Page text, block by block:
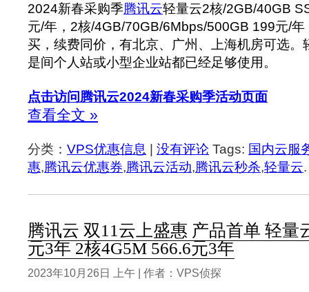
2024新春采购季腾讯云轻量云2核/2GB/40GB
元/年，2核/4GB/70GB/6Mbps/500GB 199元/
买，续费同价，有北京、广州、上海机房可选。
是间个人站或小型企业站都已经足够使用。
点击访问腾讯云2024新春采购季活动页面
查看全文 »
分类： VPS优惠信息 | 没有评论 Tags: 国内云服
惠,腾讯云优惠券,腾讯云活动,腾讯云秒杀,轻量云.
腾讯云 双11云上盛惠 产品首单 轻量
元3年 2核4G5M 566.6元3年
2023年10月26日 上午 | 作者：VPS侦探